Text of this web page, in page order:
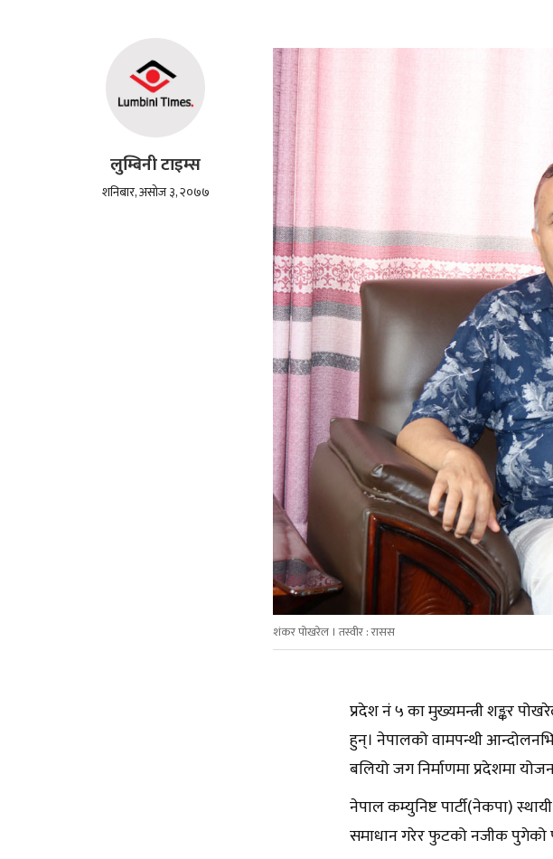
लुम्बिनी टाइम्स
शनिबार, असोज ३, २०७७
शंकर पोखरेल । तस्वीर : रासस
प्रदेश नं ५ का मुख्यमन्त्री शङ्कर
हुन्। नेपालको वामपन्थी
बलियो जग निर्माणमा प्रदेशमा
नेपाल कम्युनिष्ट पार्टी(नेकपा)
समाधान गरेर फुटको नजीक पुगेको